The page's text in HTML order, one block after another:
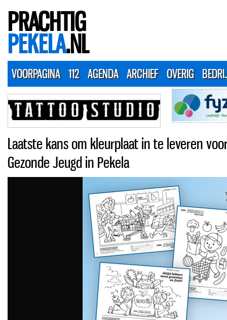
PRACHTIG
PEKELA.NL
VOORPAGINA 112 AGENDA ARCHIEF OVERIG
Laatste kans om kleurplaat in te leveren
Gezonde Jeugd in Pekela